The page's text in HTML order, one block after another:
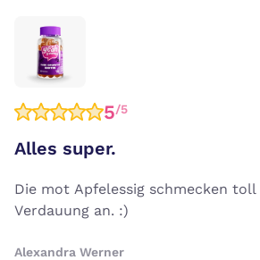
5/5
Alles super.
Die mot Apfelessig schmecken
Verdauung an. :)
Alexandra Werner